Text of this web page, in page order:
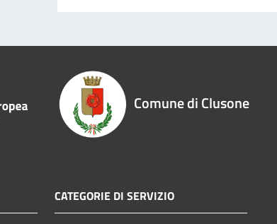
Comune di Clusone
CATEGORIE DI SERVIZIO